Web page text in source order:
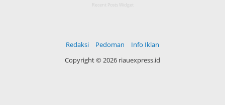
Recent Posts Widget
Redaksi Pedoman
Info Iklan
Copyright © 2026 riauexpress.id